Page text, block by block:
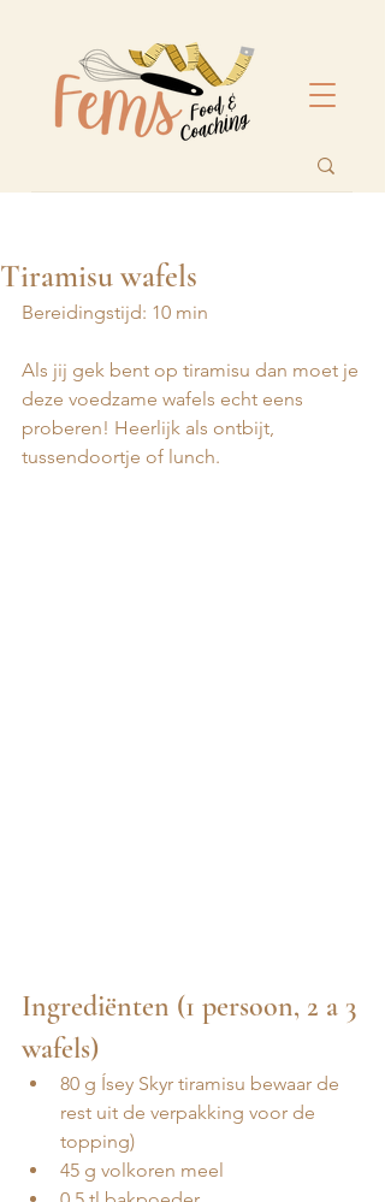
Tiramisu wafels
Bereidingstijd: 10 min
Als jij gek bent op tiramisu dan moet je
deze voedzame wafels echt eens
proberen! Heerlijk als ontbijt,
tussendoortje of lunch.
Ingrediënten (1 persoon, 2 a 3
wafels)
80 g Ísey Skyr tiramisu bewaar de
rest uit de verpakking voor de
topping)
45 g volkoren meel